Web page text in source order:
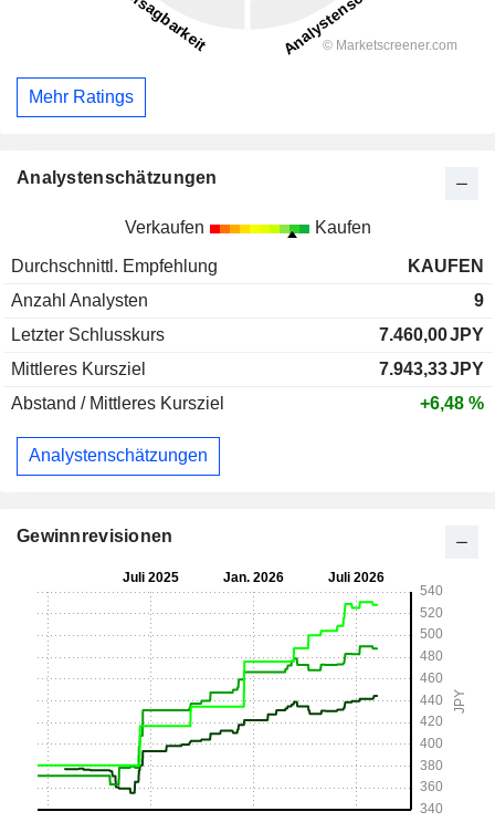
Mehr Ratings
Analystenschätzungen
Verkaufen Kaufen
Durchschnittl. Empfehlung
KAUFEN
Anzahl Analysten
9
Letzter Schlusskurs
7.460,00JPY
Mittleres Kursziel
7.943,33JPY
Abstand / Mittleres Kursziel
+6,48 %
Analystenschätzungen
Gewinnrevisionen